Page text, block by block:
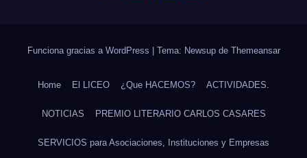
Funciona gracias a WordPress Tema: Newsup de Themeansar
Home El LICEO ¿Que HACEMOS? ACTIVIDADES.
NOTICIAS PREMIO LITERARIO CARLOS CASARES
SERVICIOS para Asociaciones, Instituciones y Empresas